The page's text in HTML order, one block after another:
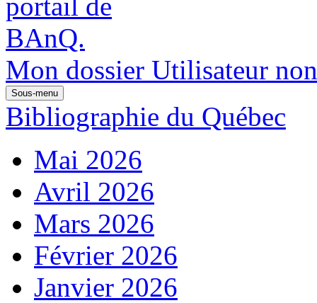
Mon dossier Utilisateur
Sous-menu
Bibliographie du Québec
Mai 2026
Avril 2026
Mars 2026
Février 2026
Janvier 2026